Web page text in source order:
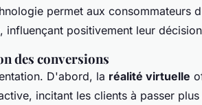
permet aux consommateurs
positivement leur
des conversions
D'abord, la réalité virtuelle
incitant les clients à passer